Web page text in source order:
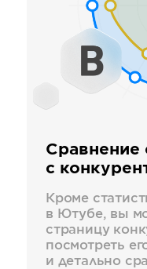
Сравнение
с
Кроме
в Ютубе, вы
страницу
посмотреть
и детально